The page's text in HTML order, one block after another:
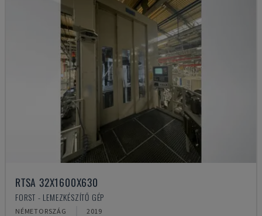
RTSA 32X1600X630
FORST - LEMEZKÉSZÍTŐ GÉP
NÉMETORSZÁG 2019